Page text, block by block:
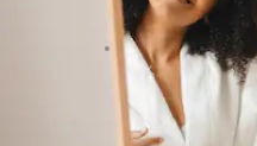
Jul 07, 2026 03:47